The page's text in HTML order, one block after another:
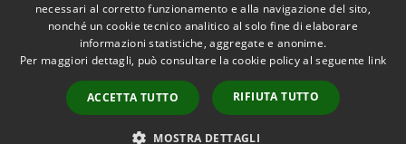
Accessibilità
Copyright © 2026 • Comune di
Grezzana • Powered by
Municipium•
Accesso
redazione
necessari al corretto funzionamento e alla navigazione del sito,
nonché un cookie tecnico analitico al solo fine di elaborare
informazioni statistiche, aggregate e anonime.
Per maggiori dettagli, può consultare la cookie policy al seguente link
ACCETTA TUTTO RIFIUTA TUTTO
MOSTRA DETTAGLI